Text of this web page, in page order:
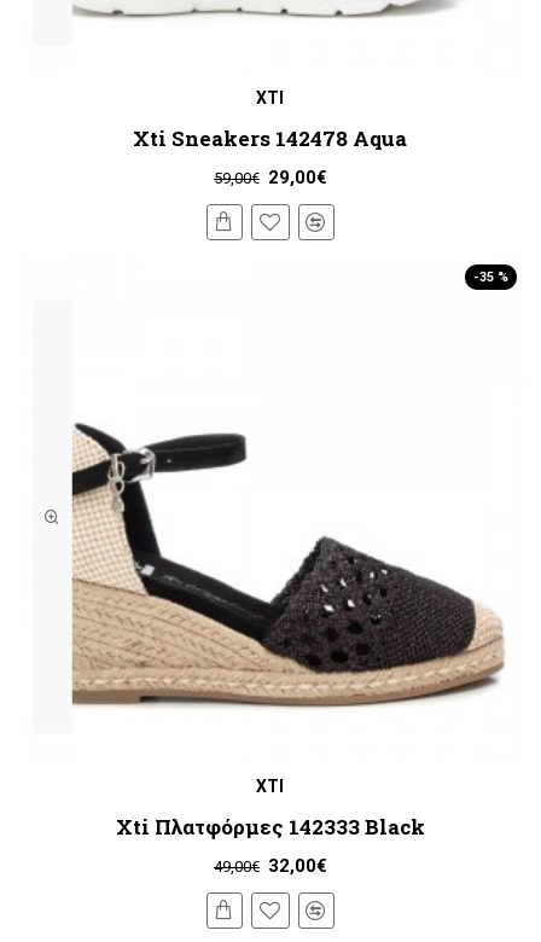
XTI
Xti Sneakers 142478 Aqua
29,00€
59,00€
-35 %
XTI
Xti Πλατφόρμες 142333 Black
32,00€
49,00€